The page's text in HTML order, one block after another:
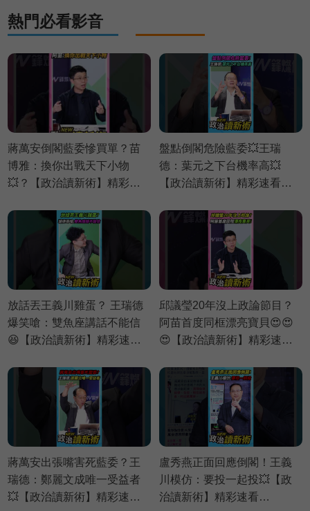
熱門必看影音
蔣萬安倒閣藍委慘買單？苗
博雅：換你出戰天下小物
💥？【政治讀新術】精彩速
盤點倒閣危險藍委💥王瑞
德：葉元之下台機率高💥
【政治讀新術】精彩速看
放話丟王義川雞蛋？ 王瑞德
爆笑嗆：雙魚座講話不能信
😆【政治讀新術】精彩速看
邱議瑩20年沒上政論節目？
阿苗首度同框漂亮寶貝😍😍
😍【政治讀新術】精彩速看
蔣萬安出張嘴害死藍委？王
瑞德：鄭麗文成唯一受益者
💥【政治讀新術】精彩速看
盧秀燕正面回應倒閣！王義
川模仿：要投一起投💥【政
治讀新術】精彩速看